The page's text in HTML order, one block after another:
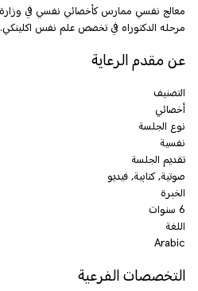
مرحله الدكتوراه في تخصص علم نفس اكلينكي.
عن مقدم الرعاية
التصنيف
أخصائي
نوع الجلسة
نفسية
تقديم الجلسة
صوتية, كتابية, فيديو
الخبرة
6 سنوات
اللغة
Arabic
التخصصات الفرعية